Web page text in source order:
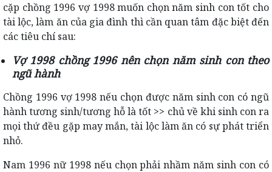
cặp chồng 1996 vợ 1998 muốn chọn năm sinh con tốt cho
tài lộc, làm ăn của gia đình thì cần quan tâm đặc biệt đến
các tiêu chí sau:
Vợ 1998 chồng 1996 nên chọn năm sinh con theo
ngũ hành
Chồng 1996 vợ 1998 nếu chọn được năm sinh con có ngũ
hành tương sinh/tương hỗ là tốt >> chủ về khi sinh con ra
mọi thứ đều gặp may mắn, tài lộc làm ăn có sự phát triển
nhỏ.
Nam 1996 nữ 1998 nếu chọn phải nhầm năm sinh con có